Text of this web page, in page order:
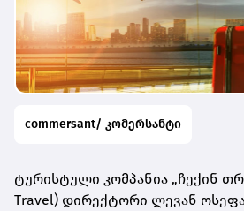
commersant/ კომერსანტი
ტურისტული კომპანია „ჩექინ
Travel) დირექტორი ლევან